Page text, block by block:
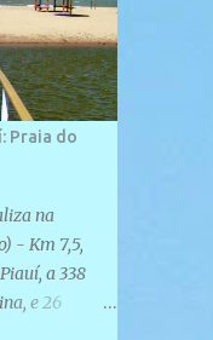
Praia do
na
- Km 7,5,
a 338
e 26